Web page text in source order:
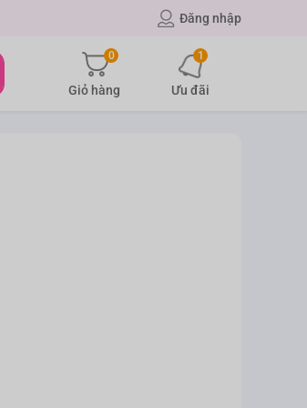
Đăng nhập
0
Giỏ hàng
1
Ưu đãi